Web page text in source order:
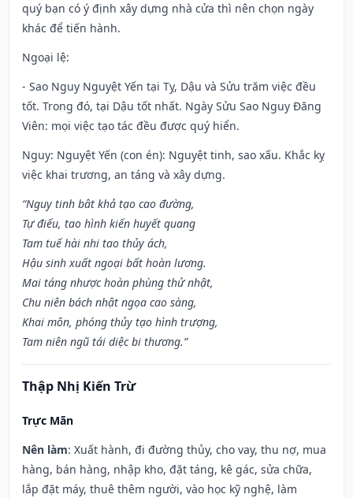
quý bạn có ý định xây dựng nhà cửa thì nên chọn ngày
khác để tiến hành.
Ngoại lệ:
- Sao Nguy Nguyệt Yến tại Tỵ, Dậu và Sửu trăm việc đều
tốt. Trong đó, tại Dậu tốt nhất. Ngày Sửu Sao Nguy Đăng
Viên: mọi việc tạo tác đều được quý hiển.
Nguy: Nguyệt Yến (con én): Nguyệt tinh, sao xấu. Khắc kỵ
việc khai trương, an táng và xây dựng.
“Nguy tinh bât khả tạo cao đường,
Tự điếu, tao hình kiến huyết quang
Tam tuế hài nhi tao thủy ách,
Hậu sinh xuất ngoại bất hoàn lương.
Mai táng nhược hoàn phùng thử nhật,
Chu niên bách nhật ngọa cao sàng,
Khai môn, phóng thủy tạo hình trượng,
Tam niên ngũ tái diệc bi thương.”
Thập Nhị Kiến Trừ
Trực Mãn
Nên làm: Xuất hành, đi đường thủy, cho vay, thu nợ, mua
hàng, bán hàng, nhập kho, đặt táng, kê gác, sửa chữa,
lắp đặt máy, thuê thêm người, vào học kỹ nghệ, làm